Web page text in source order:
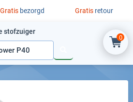
Gratis bezorgd Gratisretour
0
stofzuiger